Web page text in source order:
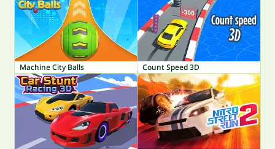
Machine City Balls Count Speed 3D